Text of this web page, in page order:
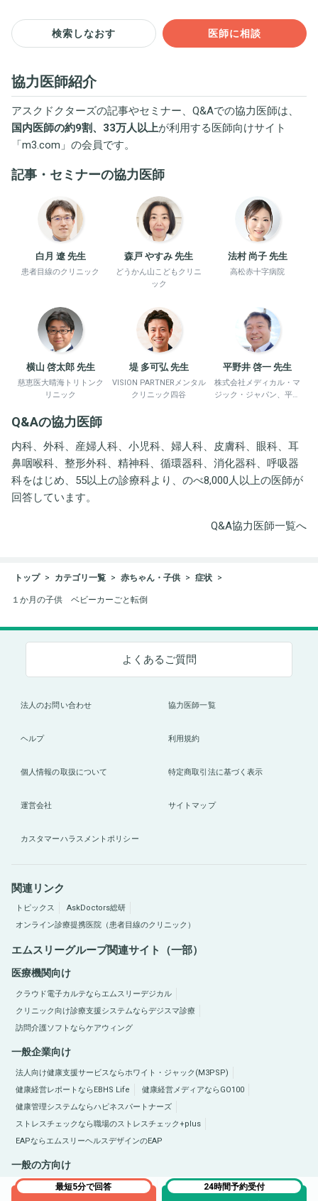
検索しなおす 医師に相談
協力医師紹介
アスクドクターズの記事やセミナー、Q&Aでの協力医師は、
国内医師の約9割、33万人以上が利用する医師向けサイト
「m3.com 」の会員です。
記事・セミナーの協力医師
白月 遼 先生
患者目線のクリニック
森戸 やすみ 先生
どうかん山こどもクリニ
ック
法村 尚子 先生
高松赤十字病院
横山 啓太郎 先生
慈恵医大晴海トリトンク
リニック
堤 多可弘 先生
VISION PARTNERメンタル
クリニック四谷
平野井 啓一 先生
株式会社メディカル・マ
ジック・ジャパン、平野
Q&Aの協力医師
内科、外科、産婦人科、小児科、婦人科、皮膚科、眼科、耳
鼻咽喉科、整形外科、精神科、循環器科、消化器科、呼吸器
科をはじめ、55以上の診療科より、のべ8,000人以上の医師が
回答しています。
Q&A協力医師一覧へ
トップ カテゴリ一覧 赤ちゃん・子供 症状
１か月の子供 ベビーカーごと転倒
最短5分で回答 24時間予約受付
よくあるご質問
法人のお問い合わせ 協力医師一覧
ヘルプ 利用規約
個人情報の取扱について 特定商取引法に基づく表示
運営会社 サイトマップ
カスタマーハラスメントポリシー
関連リンク
トピックス
AskDoctors総研
オンライン診療提携医院（患者目線のクリニック）
エムスリーグループ関連サイト（一部）
医療機関向け
クラウド電子カルテならエムスリーデジカル
クリニック向け診療支援システムならデジスマ診療
訪問介護ソフトならケアウィング
一般企業向け
法人向け健康支援サービスならホワイト・ジャック(M3PSP)
健康経営レポートならEBHS Life
健康経営メディアならGO100
健康管理システムならハピネスパートナーズ
ストレスチェックなら職場のストレスチェック+plus
EAPならエムスリーヘルスデザインのEAP
一般の方向け
医療総合サイトQLife（キューライフ） 肥満症総合サイトならひまんラボ